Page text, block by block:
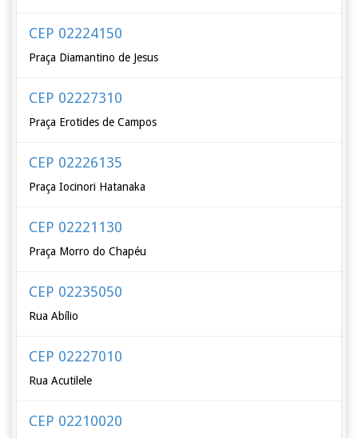
CEP 02224150
Praça Diamantino de Jesus
CEP 02227310
Praça Erotides de Campos
CEP 02226135
Praça Iocinori Hatanaka
CEP 02221130
Praça Morro do Chapéu
CEP 02235050
Rua Abílio
CEP 02227010
Rua Acutilele
CEP 02210020